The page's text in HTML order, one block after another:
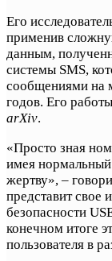
Его
применив
данным,
системы SMS,
сообщениями на
годов. Его
arXiv.
«Просто зная
имея нормальный
жертву», –
представит свое
безопасности
конечном итоге
пользователя в